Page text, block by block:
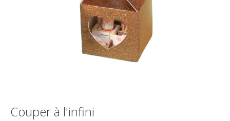
Couper à l'infini